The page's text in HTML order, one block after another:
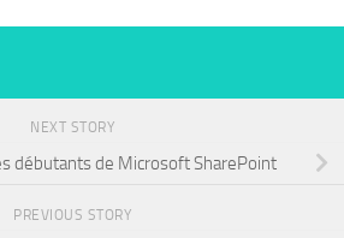
NEXT STORY
débutants de Microsoft SharePoint
PREVIOUS STORY